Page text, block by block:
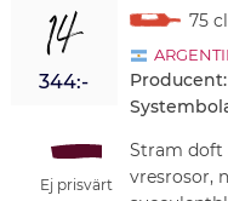
14
344:-
Ej prisvärt
75 cl
Producent:
Stram doft
vresrosor,